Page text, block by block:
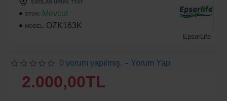
STOK: Mevcut
MODEL: OZK163K
EpsorLife
SATILAN ÜRÜN: 7747
0 yorum yapılmış. - Yorum Yap
2.000,00TL